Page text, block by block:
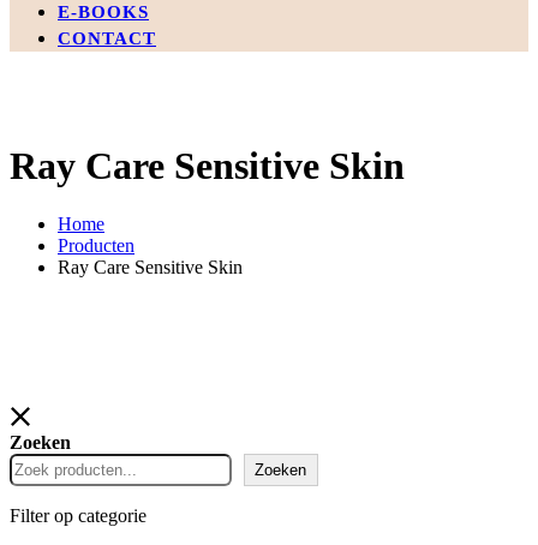
E-BOOKS
CONTACT
Ray Care Sensitive Skin
Home
Producten
Ray Care Sensitive Skin
Zoeken
Zoeken
Filter op categorie